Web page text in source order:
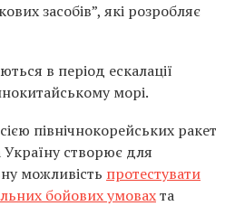
засобів”, які розробляє
в період ескалації
морі.
північнокорейських ракет
Україну створює для
можливість протестувати
бойових умовахта